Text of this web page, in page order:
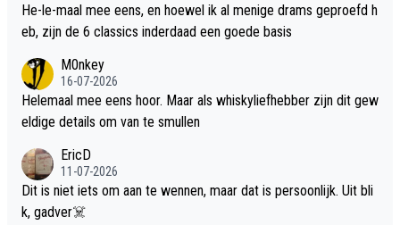
He-le-maal mee eens, en hoewel ik al menige drams geproefd h
eb, zijn de 6 classics inderdaad een goede basis
M0nkey
16-07-2026
Helemaal mee eens hoor. Maar als whiskyliefhebber zijn dit gew
eldige details om van te smullen
EricD
11-07-2026
Dit is niet iets om aan te wennen, maar dat is persoonlijk. Uit bli
k, gadver☠️